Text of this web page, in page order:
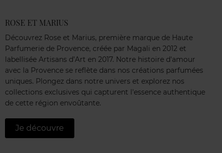
ROSE ET MARIUS
Découvrez Rose et Marius, première marque de Haute
Parfumerie de Provence, créée par Magali en 2012 et
labellisée Artisans d’Art en 2017. Notre histoire d'amour
avec la Provence se reflète dans nos créations parfumées
uniques. Plongez dans notre univers et explorez nos
collections exclusives qui capturent l'essence authentique
de cette région envoûtante.
Je découvre